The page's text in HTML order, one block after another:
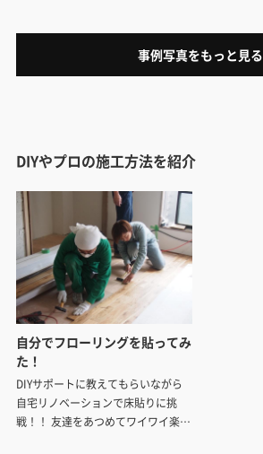
事例写真をもっと見る
DIYやプロの施工方法を紹介
自分でフローリングを貼ってみ
た！
DIYサポートに教えてもらいながら
自宅リノベーションで床貼りに挑
戦！！ 友達をあつめてワイワイ楽し